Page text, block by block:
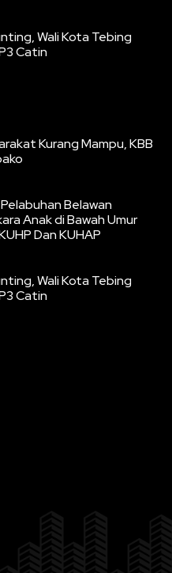
Wali Kota Tebing
Catin
Kurang Mampu, KBB
Belawan
Anak di Bawah Umur
Dan KUHAP
Wali Kota Tebing
Catin